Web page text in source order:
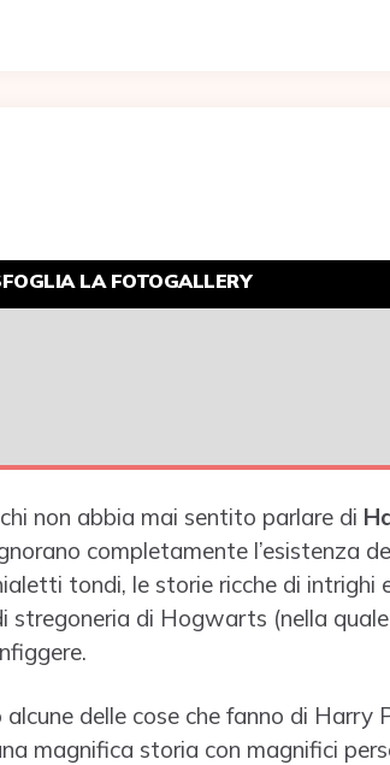
LA FOTOGALLERY
non abbia mai sentito parlare di
completamente l’esistenza
tondi, le storie ricche di intrighi
stregoneria di Hogwarts (nella
delle cose che fanno di
magnifica storia con magnifici